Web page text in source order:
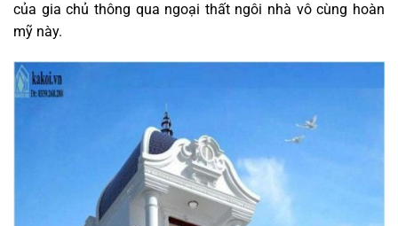
của gia chủ thông qua ngoại thất ngôi nhà vô cùng hoàn
mỹ này.